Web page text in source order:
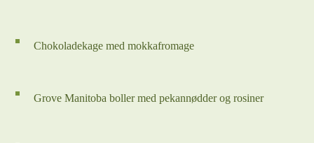
Chokoladekage med mokkafromage
Grove Manitoba boller med pekannødder og rosiner